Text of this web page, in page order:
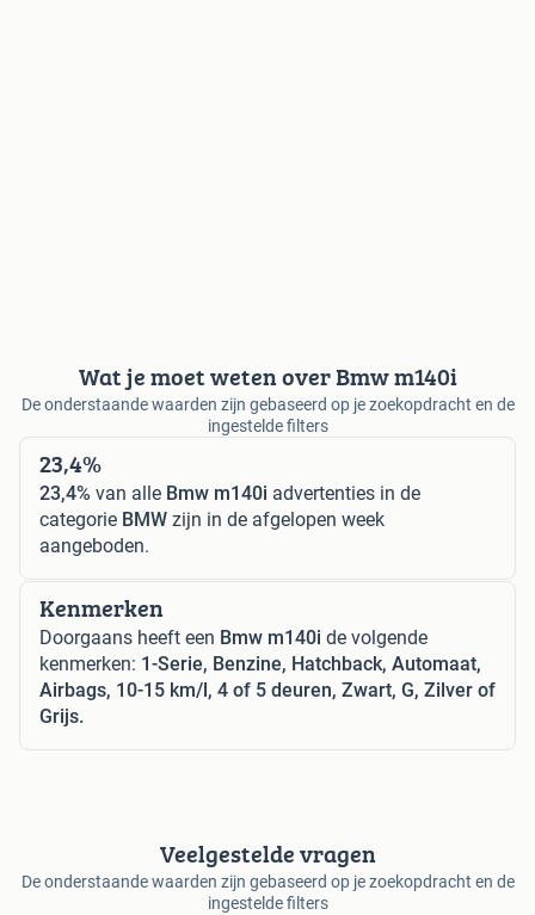
Wat je moet weten over Bmw m140i
De onderstaande waarden zijn gebaseerd op je zoekopdracht en de
ingestelde filters
23,4%
23,4% van alle Bmw m140i advertenties in de
categorie BMW zijn in de afgelopen week
aangeboden.
Kenmerken
Doorgaans heeft een Bmw m140i de volgende
kenmerken: 1-Serie, Benzine, Hatchback, Automaat,
Airbags, 10-15 km/l, 4 of 5 deuren, Zwart, G, Zilver of
Grijs.
Veelgestelde vragen
De onderstaande waarden zijn gebaseerd op je zoekopdracht en de
ingestelde filters